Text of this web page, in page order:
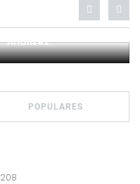
Análises
POPULARES
208